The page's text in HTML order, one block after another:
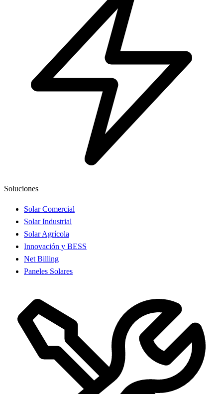
Soluciones
Solar Comercial
Solar Industrial
Solar Agrícola
Innovación y BESS
Net Billing
Paneles Solares